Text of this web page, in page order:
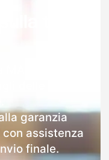
garanzia
assistenza
finale.